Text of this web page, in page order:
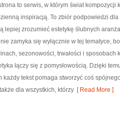
to serwis, w którym świat
inspiracją. To zbiór podpowiedzi
lepiej zrozumieć estetykę ślubnych
zamyka się wyłącznie w tej tematyce,
sezonowości, trwałości i
łączy się z pomysłowością. Dzięki
każdy tekst pomaga stworzyć coś
dla wszystkich, którzy [ Read More ]